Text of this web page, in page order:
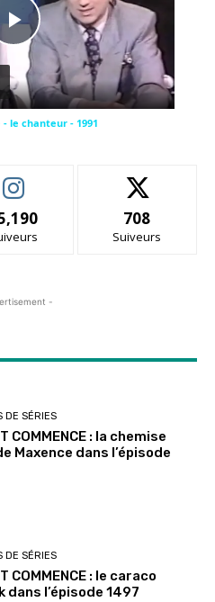
Play
Video
le chanteur - 1991
708
Suiveurs
-
DE SÉRIES
COMMENCE : la chemise
Maxence dans l’épisode
DE SÉRIES
COMMENCE : le caraco
dans l’épisode 1497